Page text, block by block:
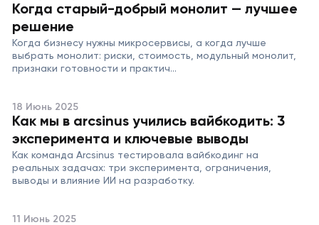
Когда старый-добрый монолит — лучшее
решение
Когда бизнесу нужны микросервисы, а когда лучше
выбрать монолит: риски, стоимость, модульный монолит,
признаки готовности и практич...
18 Июнь 2025
Как мы в arcsinus учились вайбкодить: 3
эксперимента и ключевые выводы
Как команда Arcsinus тестировала вайбкодинг на
реальных задачах: три эксперимента, ограничения,
выводы и влияние ИИ на разработку.
11 Июнь 2025